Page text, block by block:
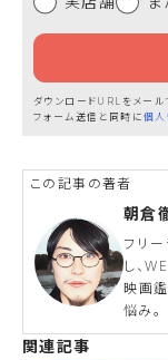
ダウンロードURLをメール
フォーム送信と同時に 個人
朝倉
フリ
し、
映画
悩み。
関連記事